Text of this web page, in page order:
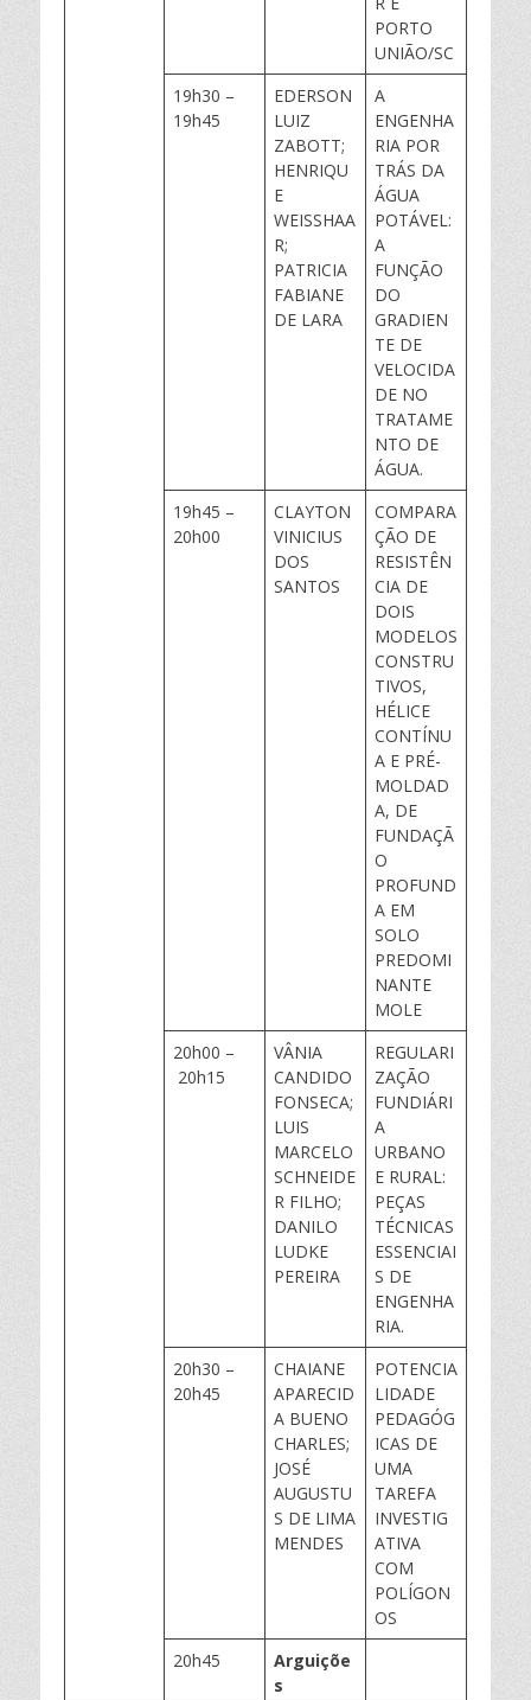
PORTO
UNIÃO/SC
19h30 –
19h45
EDERSON
LUIZ
ZABOTT;
HENRIQU
E
WEISSHAA
R;
PATRICIA
FABIANE
DE LARA
A
ENGENHA
RIA POR
TRÁS DA
ÁGUA
POTÁVEL:
A
FUNÇÃO
DO
GRADIEN
TE DE
VELOCIDA
DE NO
TRATAME
NTO DE
ÁGUA.
19h45 –
20h00
CLAYTON
VINICIUS
DOS
SANTOS
COMPARA
ÇÃO DE
RESISTÊN
CIA DE
DOIS
MODELOS
CONSTRU
TIVOS,
HÉLICE
CONTÍNU
A E PRÉ-
MOLDAD
A, DE
FUNDAÇÃ
O
PROFUND
A EM
SOLO
PREDOMI
NANTE
MOLE
20h00 –
20h15
VÂNIA
CANDIDO
FONSECA;
LUIS
MARCELO
SCHNEIDE
R FILHO;
DANILO
LUDKE
PEREIRA
REGULARI
ZAÇÃO
FUNDIÁRI
A
URBANO
E RURAL:
PEÇAS
TÉCNICAS
ESSENCIAI
S DE
ENGENHA
RIA.
20h30 –
20h45
CHAIANE
APARECID
A BUENO
CHARLES;
JOSÉ
AUGUSTU
S DE LIMA
MENDES
POTENCIA
LIDADE
PEDAGÓG
ICAS DE
UMA
TAREFA
INVESTIG
ATIVA
COM
POLÍGON
OS
20h45
Arguiçõe
s